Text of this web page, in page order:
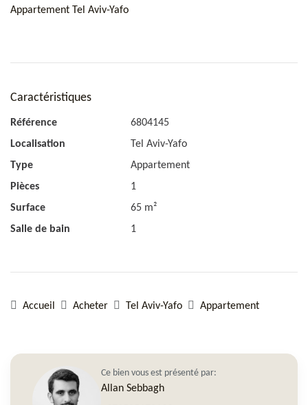
Appartement Tel Aviv-Yafo
Caractéristiques
Référence
6804145
Localisation
Tel Aviv-Yafo
Type
Appartement
Pièces
1
Surface
65 m²
Salle de bain
1
Accueil Acheter Tel Aviv-Yafo Appartement
Ce bien vous est présenté par:
Allan Sebbagh